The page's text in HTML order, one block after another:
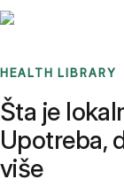
HEALTH LIBRARY
Šta je
Upotreba,
više